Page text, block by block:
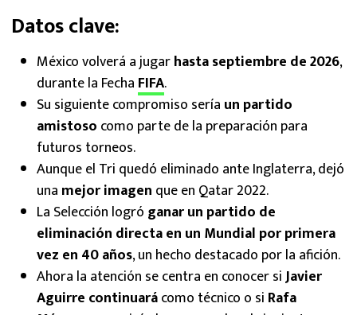
Datos clave:
México volverá a jugarhasta septiembre de 2026,
durante la Fecha FIFA.
Su siguiente compromiso sería un partido
amistoso como parte de la preparación para
futuros torneos.
Aunque el Tri quedó eliminado ante Inglaterra, dejó
una mejor imagen que en Qatar 2022.
La Selección logró ganar un partido de
eliminación directa en un Mundial por primera
vez en 40 años, un hecho destacado por la afición.
Ahora la atención se centra en conocer siJavier
Aguirre continuarácomo técnico o si Rafa